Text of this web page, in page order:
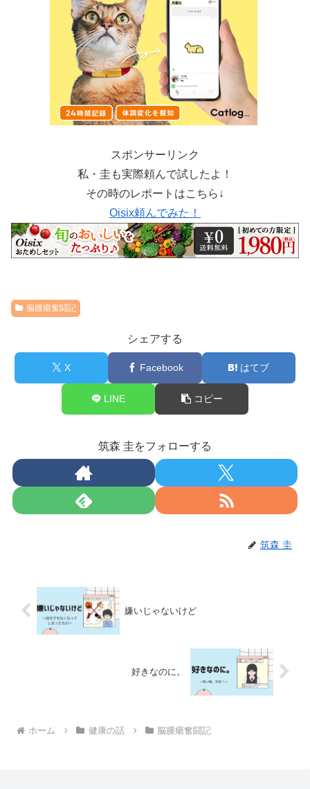
スポンサーリンク
私・圭も実際頼んで試したよ！
その時のレポートはこちら↓
Oisix頼んでみた！
脳腫瘍奮闘記
シェアする
X Facebook はてブ
LINE コピー
筑森 圭をフォローする
筑森 圭
嫌いじゃないけど
好きなのに。
ホーム 健康の話 脳腫瘍奮闘記